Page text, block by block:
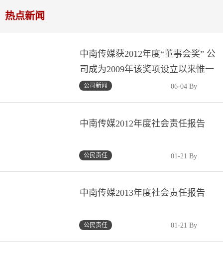
热点新闻
中南传媒获2012年度“董事会奖” 公
司成为2009年该奖项设立以来惟一
获奖湘企、惟一获奖文化传媒企业
06-04 By
公司新闻
中南传媒2012年度社会责任报告
01-21 By
公民责任
中南传媒2013年度社会责任报告
01-21 By
公民责任